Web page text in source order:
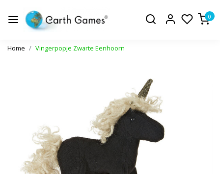
0
Home Vingerpopje Zwarte Eenhoorn
Vorige